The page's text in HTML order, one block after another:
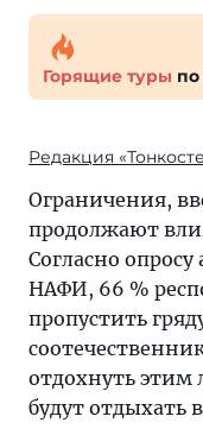
Горящие туры по
Редакция
Ограничения,
продолжают
Согласно
НАФИ, 66 %
пропустить
отдохнуть этим
будут отдыхать